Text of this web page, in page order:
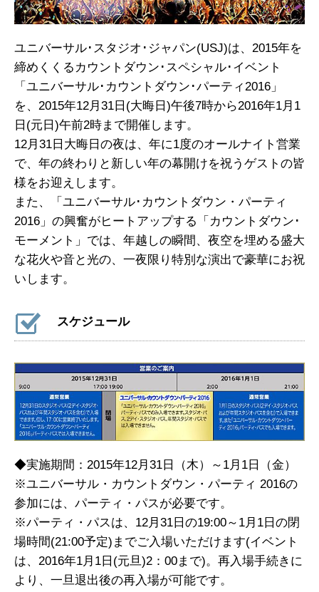
ユニバーサル･スタジオ･ジャパン(USJ)は、2015年を
締めくくるカウントダウン･スペシャル･イベント
「ユニバーサル･カウントダウン･パーティ2016」
を、2015年12月31日(大晦日)午後7時から2016年1月1
日(元日)午前2時まで開催します。
12月31日大晦日の夜は、年に1度のオールナイト営業
で、年の終わりと新しい年の幕開けを祝うゲストの皆
様をお迎えします。
また、「ユニバーサル･カウントダウン・パーティ
2016」の興奮がヒートアップする「カウントダウン･
モーメント」では、年越しの瞬間、夜空を埋める盛大
な花火や音と光の、一夜限り特別な演出で豪華にお祝
いします。
スケジュール
◆実施期間：2015年12月31日（木）～1月1日（金）
※ユニバーサル・カウントダウン・パーティ 2016の
参加には、パーティ・パスが必要です。
※パーティ・パスは、12月31日の19:00～1月1日の閉
場時間(21:00予定)までご入場いただけます(イベント
は、2016年1月1日(元旦)2：00まで)。再入場手続きに
より、一旦退出後の再入場が可能です。